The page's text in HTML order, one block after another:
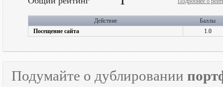
Действие
Баллы
Посещение сайта
1.0
Подумайте о дублировании